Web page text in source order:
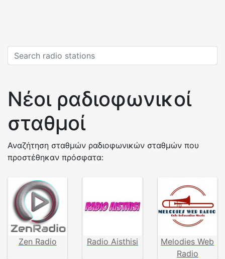
Νέοι ραδιοφωνικοί
σταθμοί
Αναζήτηση σταθμών ραδιοφωνικών σταθμών που
προστέθηκαν πρόσφατα:
Zen Radio Radio Aisthisi
Melodies Web
Radio